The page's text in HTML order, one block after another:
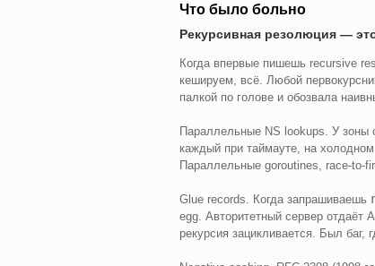
Что было больно
Рекурсивная резолюция —
Когда впервые пишешь recursive
кешируем, всё. Любой
палкой по голове и обозвала
Параллельные NS lookups. У зоны
каждый при таймауте, на
Параллельные goroutines, race-to-
Glue records. Когда запрашиваешь
egg. Авторитетный сервер отдаёт
рекурсия зацикливается. Был баг,